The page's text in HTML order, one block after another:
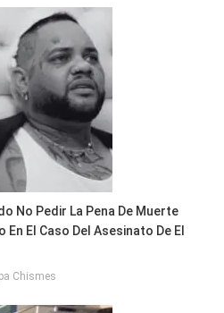
No Pedir La Pena De Muerte
El Caso Del Asesinato De El
Chismes